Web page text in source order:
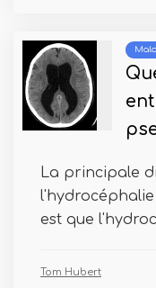
La principale
est que
Tom Hubert